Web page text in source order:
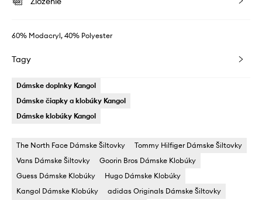
60% Modacryl, 40% Polyester
Tagy
Dámske doplnky Kangol
Dámske čiapky a klobúky Kangol
Dámske klobúky Kangol
The North Face Dámske Šiltovky
Tommy Hilfiger Dámske Šiltovky
Vans Dámske Šiltovky
Goorin Bros Dámske Klobúky
Guess Dámske Klobúky
Hugo Dámske Klobúky
Kangol Dámske Klobúky
adidas Originals Dámske Šiltovky